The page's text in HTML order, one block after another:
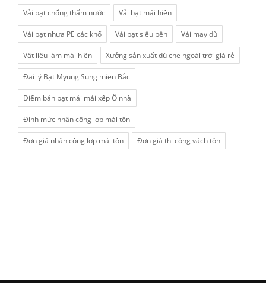
Vải bạt chống thấm nước Vải bạt mái hiên
Vải bạt nhựa PE các khổ Vải bạt siêu bền Vải may dù
Vật liệu làm mái hiên Xưởng sản xuất dù che ngoài trời giá rẻ
Đai lý Bạt Myung Sung mien Bắc
Điểm bán bạt mái mái xếp Ô nhà
Định mức nhân công lợp mái tôn
Đơn giá nhân công lợp mái tôn Đơn giá thi công vách tôn